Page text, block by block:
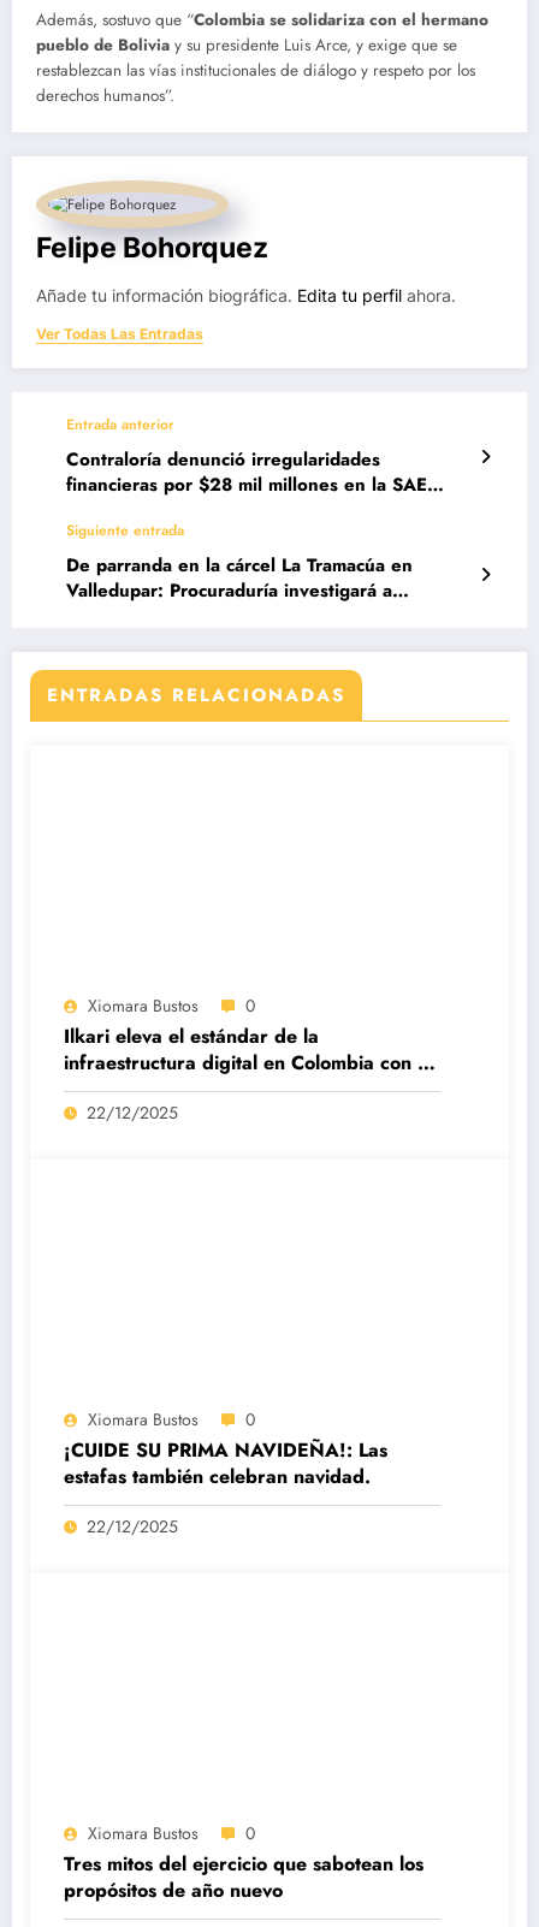
Además, sostuvo que “Colombia se solidariza con el hermano
pueblo de Bolivia y su presidente Luis Arce, y exige que se
restablezcan las vías institucionales de diálogo y respeto por los
derechos humanos”.
Felipe Bohorquez
Añade tu información biográfica. Edita tu perfil ahora.
Ver Todas Las Entradas
Entrada anterior
Contraloría denunció irregularidades
financieras por $28 mil millones en la SAE
Siguiente entrada
De parranda en la cárcel La Tramacúa en
Valledupar: Procuraduría investigará a
ENTRADAS RELACIONADAS
Xiomara Bustos 0
Ilkari eleva el estándar de la
infraestructura digital en Colombia con su
datacenter certificado Nivel IV de ICREA
22/12/2025
Xiomara Bustos 0
¡CUIDE SU PRIMA NAVIDEÑA!: Las
estafas también celebran navidad.
22/12/2025
Xiomara Bustos 0
Tres mitos del ejercicio que sabotean los
propósitos de año nuevo